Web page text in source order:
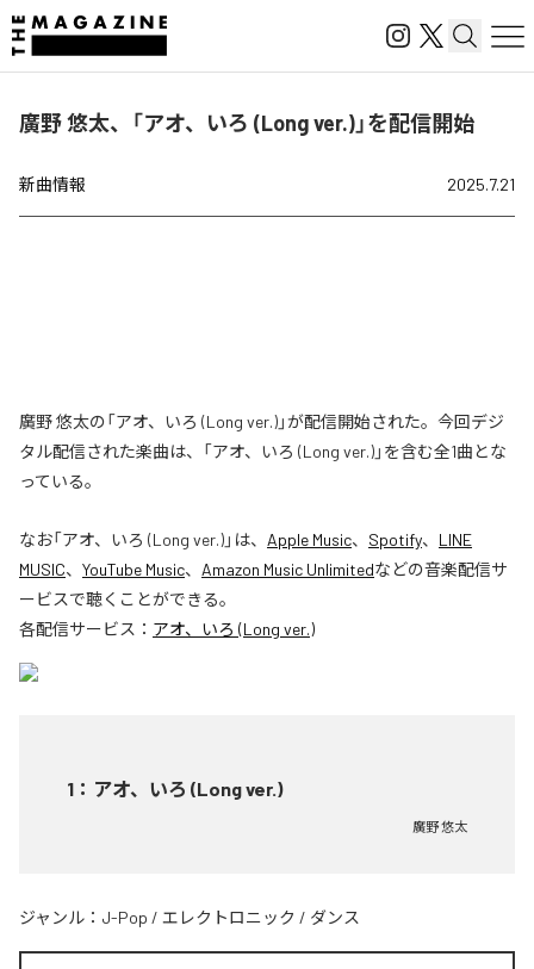
廣野 悠太、「アオ、いろ (Long ver.)」を配信開始
新曲情報 2025.7.21
廣野 悠太の「アオ、いろ (Long ver.)」が配信開始された。今回デジ
タル配信された楽曲は、「アオ、いろ (Long ver.)」を含む全1曲とな
っている。
なお「アオ、いろ (Long ver.)」は、 Apple Music、 Spotify、 LINE
MUSIC、 YouTube Music、 Amazon Music Unlimitedなどの音楽配信サ
ービスで聴くことができる。
各配信サービス： アオ、いろ (Long ver.)
1 ： アオ、いろ (Long ver.)
廣野 悠太
ジャンル： J-Pop / エレクトロニック / ダンス